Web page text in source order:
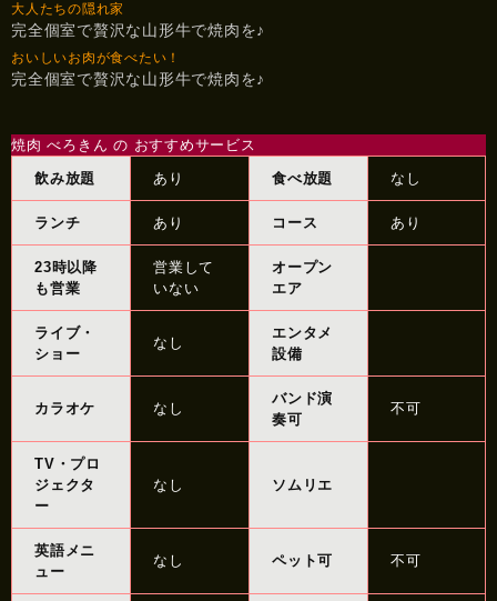
大人たちの隠れ家
完全個室で贅沢な山形牛で焼肉を♪
おいしいお肉が食べたい！
完全個室で贅沢な山形牛で焼肉を♪
焼肉 べろきん の おすすめサービス
飲み放題
あり 食べ放題 なし
ランチ あり コース あり
23時以降
も営業
営業して
いない
オープン
エア
ライブ・
ショー
なし
エンタメ
設備
カラオケ なし
バンド演
奏可
不可
TV・プロ
ジェクタ
ー
なし ソムリエ
英語メニ
ュー
なし ペット可 不可